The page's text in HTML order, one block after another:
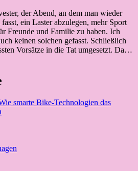
der Abend, an dem man wieder
ein Laster abzulegen, mehr Sport
Freunde und Familie zu haben. Ich
keinen solchen gefasst. Schließlich
Vorsätze in die Tat umgesetzt. Da…
smarte Bike-Technologien das